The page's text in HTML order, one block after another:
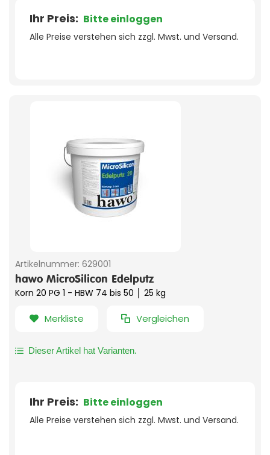
Ihr Preis: Bitte einloggen
Alle Preise verstehen sich zzgl. Mwst. und Versand.
Artikelnummer: 629001
hawo MicroSilicon Edelputz
Korn 20 PG 1 - HBW 74 bis 50 │ 25 kg
Merkliste Vergleichen
Dieser Artikel hat Varianten.
Ihr Preis: Bitte einloggen
Alle Preise verstehen sich zzgl. Mwst. und Versand.